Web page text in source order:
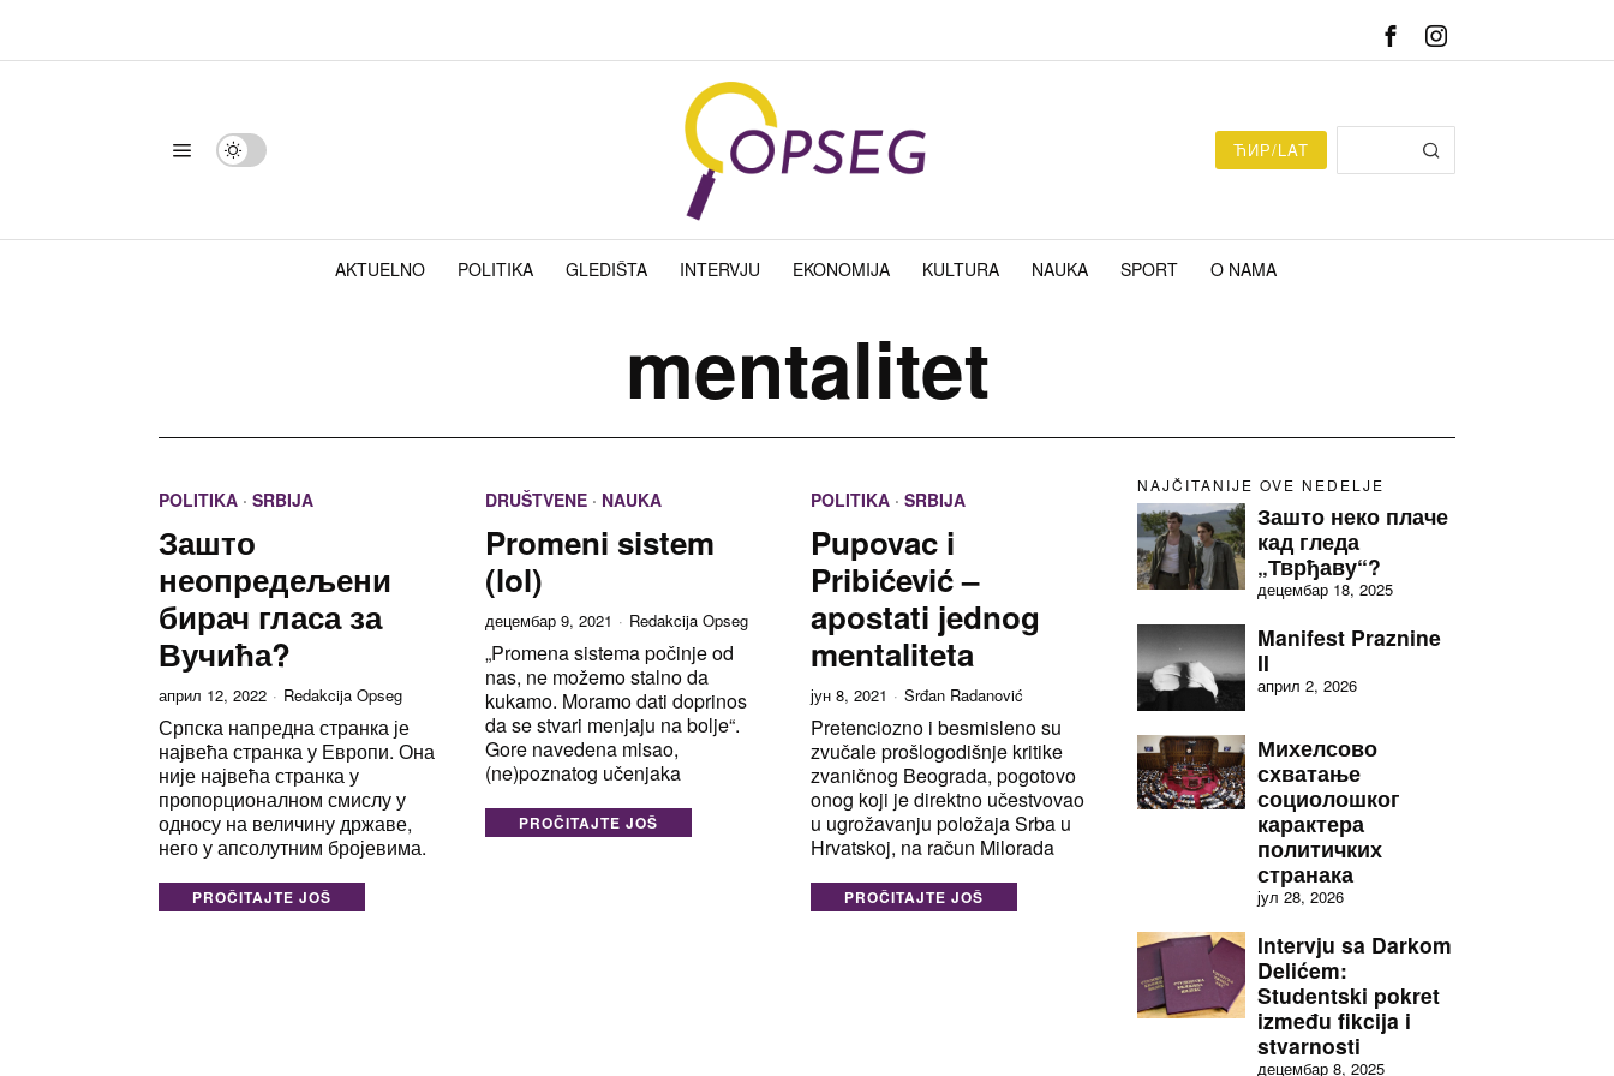
ЋИР/LAT
AKTUELNO POLITIKA GLEDIŠTA INTERVJU EKONOMIJA KULTURA NAUKA SPORT O NAMA
mentalitet
POLITIKA · SRBIJA
Зашто
неопредељени
бирач гласа за
Вучића?
април 12, 2022 Redakcija Opseg
Српска напредна странка је
највећа странка у Европи. Она
није највећа странка у
пропорционалном смислу у
односу на величину државе,
него у апсолутним бројевима.
PROČITAJTE JOŠ
DRUŠTVENE · NAUKA
Promeni sistem
(lol)
децембар 9, 2021 Redakcija Opseg
„Promena sistema počinje od
nas, ne možemo stalno da
kukamo. Moramo dati doprinos
da se stvari menjaju na bolje“.
Gore navedena misao,
(ne)poznatog učenjaka
PROČITAJTE JOŠ
POLITIKA · SRBIJA
Pupovac i
Pribićević –
apostati jednog
mentaliteta
јун 8, 2021 Srđan Radanović
Pretenciozno i besmisleno su
zvučale prošlogodišnje kritike
zvaničnog Beograda, pogotovo
onog koji je direktno učestvovao
u ugrožavanju položaja Srba u
Hrvatskoj, na račun Milorada
PROČITAJTE JOŠ
NAJČITANIJE OVE NEDELJE
Зашто неко плаче
кад гледа
„Тврђаву“?
децембар 18, 2025
Manifest Praznine
II
април 2, 2026
Михелсово
схватање
социолошког
карактера
политичких
странака
јул 28, 2026
Intervju sa Darkom
Delićem:
Studentski pokret
između fikcija i
stvarnosti
децембар 8, 2025